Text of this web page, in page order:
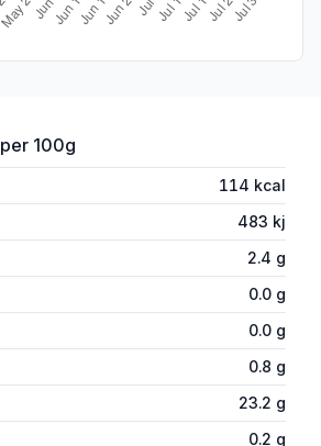
for 'Reinsdyr Ytrefilet 300g Folkets'
per 100g
114 kcal
483 kj
2.4 g
0.0 g
0.0 g
0.8 g
23.2 g
0.2 g